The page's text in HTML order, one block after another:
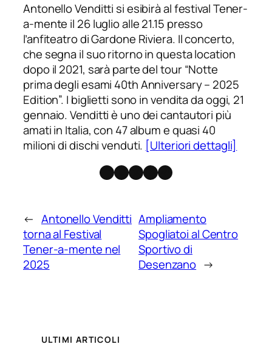
Antonello Venditti si esibirà al festival Tener-
a-mente il 26 luglio alle 21.15 presso
l’anfiteatro di Gardone Riviera. Il concerto,
che segna il suo ritorno in questa location
dopo il 2021, sarà parte del tour “Notte
prima degli esami 40th Anniversary – 2025
Edition”. I biglietti sono in vendita da oggi, 21
gennaio. Venditti è uno dei cantautori più
amati in Italia, con 47 album e quasi 40
milioni di dischi venduti. [Ulteriori dettagli]
Facebook
Instagram
X Threads
Telegram
← Antonello Venditti
torna al Festival
Tener-a-mente nel
2025
Ampliamento
Spogliatoi al Centro
Sportivo di
Desenzano →
ULTIMI ARTICOLI